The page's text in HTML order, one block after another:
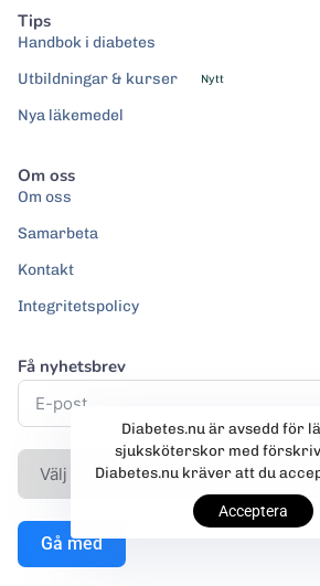
Tips
Handbok i diabetes
Utbildningar & kurser
Nytt
Nya läkemedel
Om oss
Om oss
Samarbeta
Kontakt
Integritetspolicy
Få nyhetsbrev
Gå med
Diabetes.nu är avsedd för
sjuksköterskor med
Diabetes.nu kräver att du
Acceptera